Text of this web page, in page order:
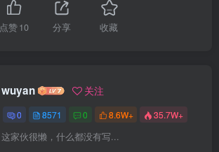
点赞10 分享 收藏
wuyan 关注
0 8571 0 8.6W+ 35.7W+
这家伙很懒，什么都没有写...